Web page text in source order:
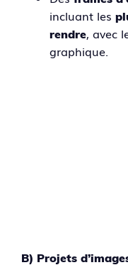
incluant les
rendre, avec
graphique.
B) Projets